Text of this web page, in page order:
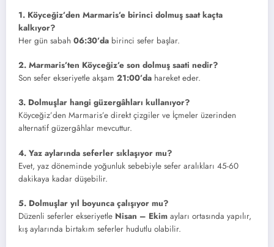
1. Köyceğiz’den Marmaris’e birinci dolmuş saat kaçta
kalkıyor?
Her gün sabah 06:30’da birinci sefer başlar.
2. Marmaris’ten Köyceğiz’e son dolmuş saati nedir?
Son sefer ekseriyetle akşam 21:00’da hareket eder.
3. Dolmuşlar hangi güzergâhları kullanıyor?
Köyceğiz’den Marmaris’e direkt çizgiler ve İçmeler üzerinden
alternatif güzergâhlar mevcuttur.
4. Yaz aylarında seferler sıklaşıyor mu?
Evet, yaz döneminde yoğunluk sebebiyle sefer aralıkları 45-60
dakikaya kadar düşebilir.
5. Dolmuşlar yıl boyunca çalışıyor mu?
Düzenli seferler ekseriyetle Nisan – Ekim ayları ortasında yapılır,
kış aylarında birtakım seferler hudutlu olabilir.